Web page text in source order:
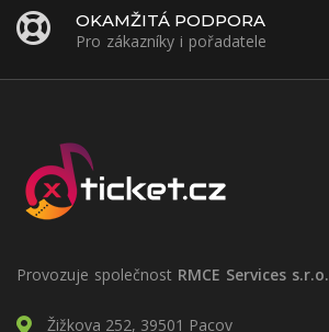
OKAMŽITÁ PODPORA
Pro zákazníky i pořadatele
Provozuje společnost RMCE Services s.r.o.
Žižkova 252, 39501 Pacov